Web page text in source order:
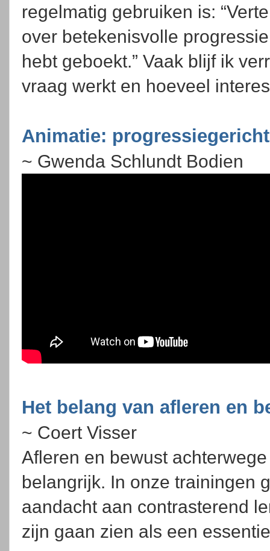
regelmatig gebruiken is:
over betekenisvolle
hebt geboekt.” Vaak blijf ik
vraag werkt en hoeveel
Animatie:
~ Gwenda Schlundt Bodien
Het belang van afleren en
~ Coert Visser
Afleren en bewust
belangrijk. In onze trainingen
aandacht aan contrasterend
zijn gaan zien als een